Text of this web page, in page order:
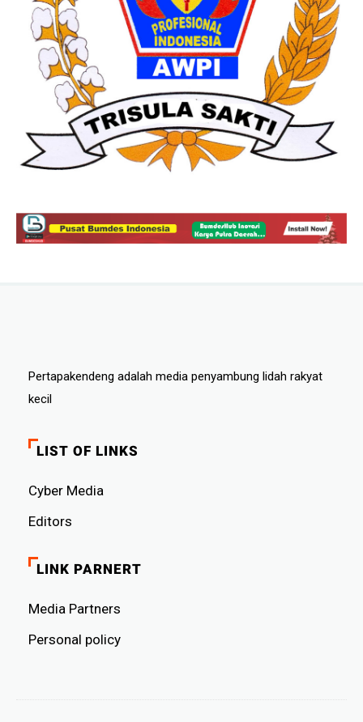
Pertapakendeng adalah media penyambung lidah rakyat
kecil
LIST OF LINKS
Cyber ​​Media
Editors
LINK PARNERT
Media Partners
Personal policy